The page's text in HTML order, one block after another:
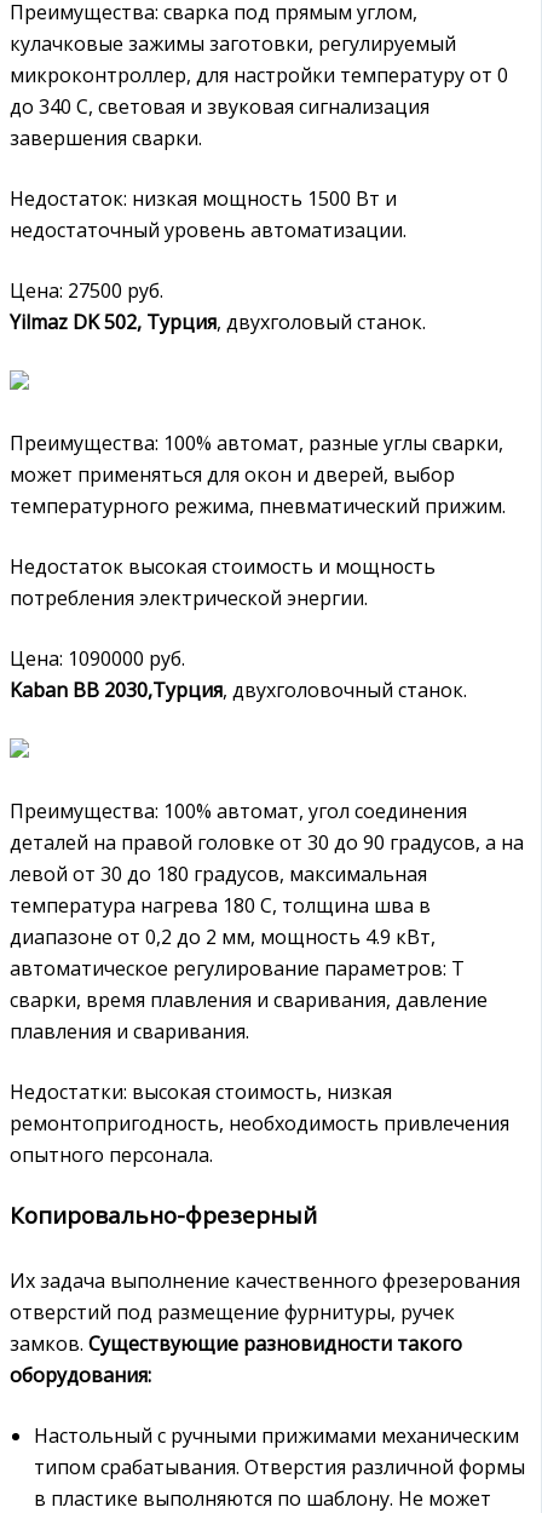
Преимущества: сварка под прямым углом,
кулачковые зажимы заготовки, регулируемый
микроконтроллер, для настройки температуру от 0
до 340 С, световая и звуковая сигнализация
завершения сварки.
Недостаток: низкая мощность 1500 Вт и
недостаточный уровень автоматизации.
Цена: 27500 руб.
Yilmaz DK 502, Турция, двухголовый станок.
Преимущества: 100% автомат, разные углы сварки,
может применяться для окон и дверей, выбор
температурного режима, пневматический прижим.
Недостаток высокая стоимость и мощность
потребления электрической энергии.
Цена: 1090000 руб.
Kaban BB 2030,Турция, двухголовочный станок.
Преимущества: 100% автомат, угол соединения
деталей на правой головке от 30 до 90 градусов, а на
левой от 30 до 180 градусов, максимальная
температура нагрева 180 С, толщина шва в
диапазоне от 0,2 до 2 мм, мощность 4.9 кВт,
автоматическое регулирование параметров: Т
сварки, время плавления и сваривания, давление
плавления и сваривания.
Недостатки: высокая стоимость, низкая
ремонтопригодность, необходимость привлечения
опытного персонала.
Копировально-фрезерный
Их задача выполнение качественного фрезерования
отверстий под размещение фурнитуры, ручек
замков. Существующие разновидности такого
оборудования:
Настольный с ручными прижимами механическим
типом срабатывания. Отверстия различной формы
в пластике выполняются по шаблону. Не может